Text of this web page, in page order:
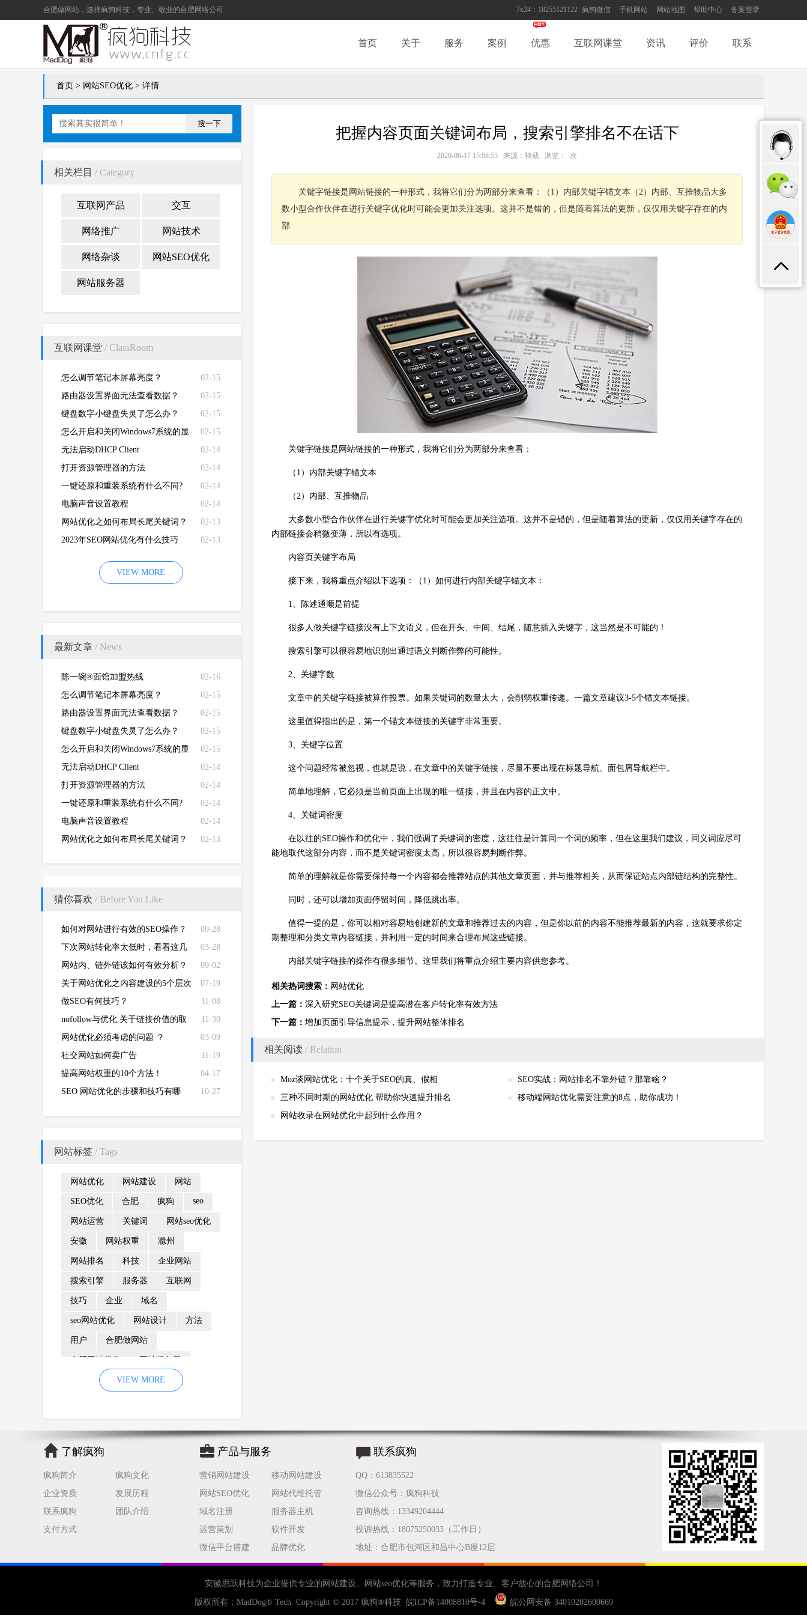
7x24：18255121122 疯狗微信 手机网站 网站地图 帮助中心 备案登录
合肥做网站 ，选择疯狗科技，专业、敬业的合肥网络公司
首页 关于 服务 案例 优惠 互联网课堂 资讯 评价 联系
首页 > 网站SEO优化 > 详情
搜一下
相关栏目 / Category
互联网产品 交互
网络推广 网站技术
网络杂谈 网站SEO优化
网站服务器
互联网课堂 / ClassRoom
02-15
怎么调节笔记本屏幕亮度？
02-15
路由器设置界面无法查看数据？
02-15
键盘数字小键盘失灵了怎么办？
02-15
怎么开启和关闭Windows7系统的显
卡硬件加速功能
02-14
无法启动DHCP Client
02-14
打开资源管理器的方法
02-14
一键还原和重装系统有什么不同?
02-14
电脑声音设置教程
02-13
网站优化之如何布局长尾关键词？
02-13
2023年SEO网站优化有什么技巧
VIEW MORE
最新文章 / News
02-16
陈一碗®面馆加盟热线
02-15
怎么调节笔记本屏幕亮度？
02-15
路由器设置界面无法查看数据？
02-15
键盘数字小键盘失灵了怎么办？
02-15
怎么开启和关闭Windows7系统的显
卡硬件加速功能
02-14
无法启动DHCP Client
02-14
打开资源管理器的方法
02-14
一键还原和重装系统有什么不同?
02-14
电脑声音设置教程
02-13
网站优化之如何布局长尾关键词？
猜你喜欢 / Before You Like
09-28
如何对网站进行有效的SEO操作？
03-28
下次网站转化率太低时，看看这几
个步骤
09-02
网站内、链外链该如何有效分析？
07-19
关于网站优化之内容建设的5个层次
11-08
做SEO有何技巧？
11-30
nofollow与优化 关于链接价值的取
舍
03-09
网站优化必须考虑的问题 ？
11-19
社交网站如何卖广告
04-17
提高网站权重的10个方法！
10-27
SEO 网站优化的步骤和技巧有哪
网站标签 / Tags
网站优化 网站建设 网站
SEO优化 合肥 疯狗 seo
网站运营 关键词 网站seo优化
安徽 网站权重 滁州
网站排名 科技 企业网站
搜索引擎 服务器 互联网
技巧 企业 域名
seo网站优化 网站设计 方法
用户 合肥做网站
优化 网站降权
企业网站建设 效果 页面
网络营销 因素 网络公司
网站流量
百度优化 网站收录
网站seo 专业
VIEW MORE
把握内容页面关键词布局，搜索引擎排名不在话下
2020-06-17 15:08:55 来源：转载 浏览： 次
关键字链接是网站链接的一种形式，我将它们分为两部分来查看：（1）内部关键字锚文本（2）内部、互推物品大多
数小型合作伙伴在进行关键字优化时可能会更加关注选项。这并不是错的，但是随着算法的更新，仅仅用关键字存在的内
部
关键字链接是网站链接的一种形式，我将它们分为两部分来查看：
（1）内部关键字锚文本
（2）内部、互推物品
大多数小型合作伙伴在进行关键字优化时可能会更加关注选项。这并不是错的，但是随着算法的更新，仅仅用关键字存在的
内部链接会稍微变薄，所以有选项。
内容页关键字布局
接下来，我将重点介绍以下选项：（1）如何进行内部关键字锚文本：
1、陈述通顺是前提
很多人做关键字链接没有上下文语义，但在开头、中间、结尾，随意插入关键字，这当然是不可能的！
搜索引擎可以很容易地识别出通过语义判断作弊的可能性。
2、关键字数
文章中的关键字链接被算作投票。如果关键词的数量太大，会削弱权重传递。一篇文章建议3-5个锚文本链接。
这里值得指出的是，第一个锚文本链接的关键字非常重要。
3、关键字位置
这个问题经常被忽视，也就是说，在文章中的关键字链接，尽量不要出现在标题导航、面包屑导航栏中。
简单地理解，它必须是当前页面上出现的唯一链接，并且在内容的正文中。
4、关键词密度
在以往的SEO操作和优化中，我们强调了关键词的密度，这往往是计算同一个词的频率，但在这里我们建议，同义词应尽可
能地取代这部分内容，而不是关键词密度太高，所以很容易判断作弊。
简单的理解就是你需要保持每一个内容都会推荐站点的其他文章页面，并与推荐相关，从而保证站点内部链结构的完整性。
同时，还可以增加页面停留时间，降低跳出率。
值得一提的是，你可以相对容易地创建新的文章和推荐过去的内容，但是你以前的内容不能推荐最新的内容，这就要求你定
期整理和分类文章内容链接，并利用一定的时间来合理布局这些链接。
内部关键字链接的操作有很多细节。这里我们将重点介绍主要内容供您参考。
相关热词搜索： 网站优化
上一篇： 深入研究SEO关键词是提高潜在客户转化率有效方法
下一篇： 增加页面引导信息提示，提升网站整体排名
相关阅读 / Relation
Moz谈网站优化：十个关于SEO的真、假相
SEO实战：网站排名不靠外链？那靠啥？
三种不同时期的网站优化 帮助你快速提升排名
移动端网站优化需要注意的8点，助你成功！
网站收录在网站优化中起到什么作用？
了解疯狗
疯狗简介
疯狗文化
企业资质
发展历程
联系疯狗
团队介绍
支付方式
产品与服务
营销网站建设
移动网站建设
网站SEO优化
网站代维托管
域名注册
服务器主机
运营策划
软件开发
微信平台搭建
品牌优化
联系疯狗
QQ：613835522
微信公众号：疯狗科技
咨询热线：13349204444
投诉热线：18075250033（工作日）
地址：合肥市包河区和昌中心B座12层
安徽思跃科技为企业提供专业的 网站建设 、 网站seo优化等服务，致力打造专业、客户放心的合肥网络公司 ！
版权所有： MadDog® Tech Copyright © 2017 疯狗®科技 皖ICP备14008810号-4 皖公网安备 34010202600669